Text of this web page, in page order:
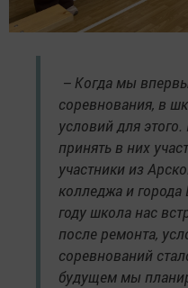
– Когда мы
соревнования, в
условий для
принять в них
участники из
колледжа и
году школа нас
после ремонта,
соревнований
будущем мы